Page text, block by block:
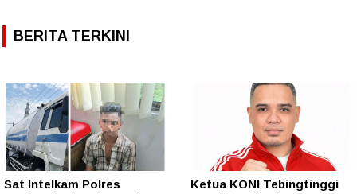
BERITA TERKINI
Sat Intelkam Polres
Ketua KONI Tebingtinggi